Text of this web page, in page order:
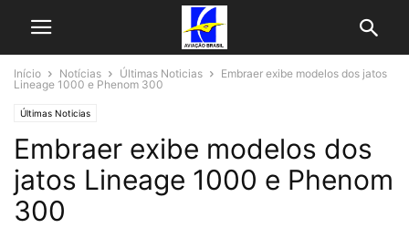
Início Notícias Últimas Noticias
Embraer exibe modelos dos jatos
Lineage 1000 e Phenom 300
Últimas Noticias
Embraer exibe modelos dos
jatos Lineage 1000 e Phenom
300